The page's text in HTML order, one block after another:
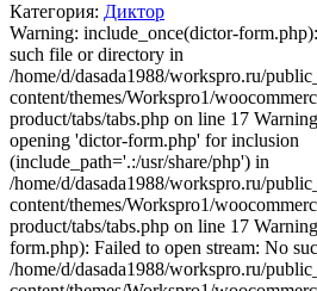
Категория: Диктор
Warning: include_once(dictor-
such file or directory in
/home/d/dasada1988/workspro.ru/
content/themes/Workspro1/
product/tabs/tabs.php on line 17
opening 'dictor-form.php' for inclusion
(include_path='.:/usr/share/php') in
/home/d/dasada1988/workspro.ru/
content/themes/Workspro1/
product/tabs/tabs.php on line 17
form.php): Failed to open stream: No
/home/d/dasada1988/workspro.ru/